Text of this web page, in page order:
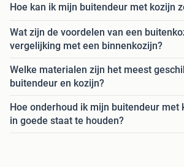
Hoe kan ik mijn buitendeur met kozijn
Wat zijn de voordelen van een
vergelijking met een binnenkozijn?
Welke materialen zijn het meest
buitendeur en kozijn?
Hoe onderhoud ik mijn buitendeur met
in goede staat te houden?